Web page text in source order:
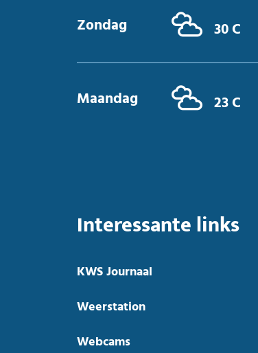
Zondag 30 C
Maandag 23 C
Interessante links
KWS Journaal
Weerstation
Webcams